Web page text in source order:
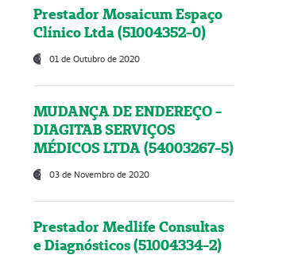
Prestador Mosaicum Espaço
Clínico Ltda (51004352-0)
01 de Outubro de 2020
MUDANÇA DE ENDEREÇO -
DIAGITAB SERVIÇOS
MÉDICOS LTDA (54003267-5)
03 de Novembro de 2020
Prestador Medlife Consultas
e Diagnósticos (51004334-2)